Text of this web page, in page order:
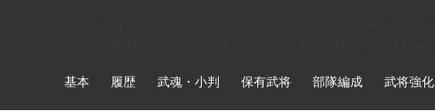
基本 履歴 武魂・小判 保有武将 部隊編成 武将強化